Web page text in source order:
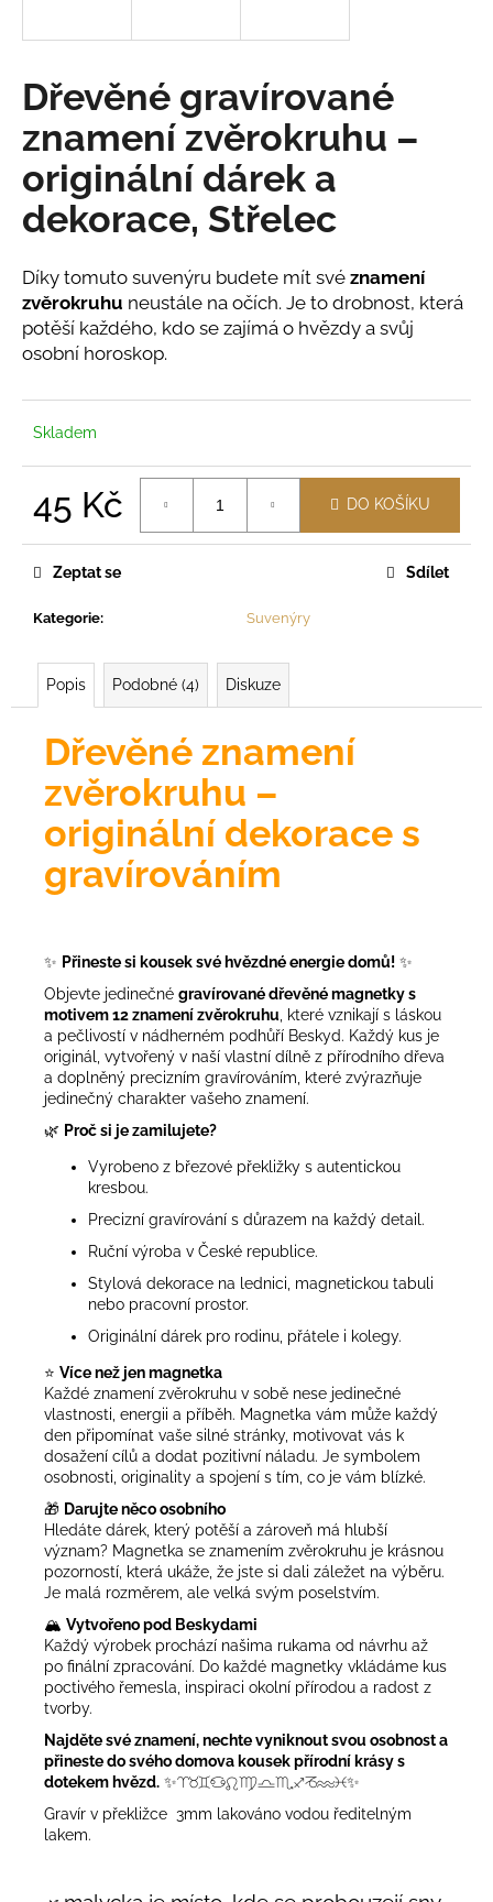
Dřevěné gravírované
znamení zvěrokruhu –
originální dárek a
dekorace, Střelec
Díky tomuto suvenýru budete mít své znamení
zvěrokruhu neustále na očích. Je to drobnost, která
potěší každého, kdo se zajímá o hvězdy a svůj
osobní horoskop.
Skladem
45 Kč DO KOŠÍKU
Kategorie: Suvenýry
Zeptat se Sdílet
Popis Podobné (4) Diskuze
Dřevěné znamení
zvěrokruhu –
originální dekorace s
gravírováním
✨ Přineste si kousek své hvězdné energie domů! ✨
Objevte jedinečné gravírované dřevěné magnetky s
motivem 12 znamení zvěrokruhu , které vznikají s láskou
a pečlivostí v nádherném podhůří Beskyd. Každý kus je
originál, vytvořený v naší vlastní dílně z přírodního dřeva
a doplněný precizním gravírováním, které zvýrazňuje
jedinečný charakter vašeho znamení.
🌿 Proč si je zamilujete?
Vyrobeno z březové překližky s autentickou
kresbou.
Precizní gravírování s důrazem na každý detail.
Ruční výroba v České republice.
Stylová dekorace na lednici, magnetickou tabuli
nebo pracovní prostor.
Originální dárek pro rodinu, přátele i kolegy.
⭐ Více než jen magnetka
Každé znamení zvěrokruhu v sobě nese jedinečné
vlastnosti, energii a příběh. Magnetka vám může každý
den připomínat vaše silné stránky, motivovat vás k
dosažení cílů a dodat pozitivní náladu. Je symbolem
osobnosti, originality a spojení s tím, co je vám blízké.
🎁 Darujte něco osobního
Hledáte dárek, který potěší a zároveň má hlubší
význam? Magnetka se znamením zvěrokruhu je krásnou
pozorností, která ukáže, že jste si dali záležet na výběru.
Je malá rozměrem, ale velká svým poselstvím.
🏔️ Vytvořeno pod Beskydami
Každý výrobek prochází našima rukama od návrhu až
po finální zpracování. Do každé magnetky vkládáme kus
poctivého řemesla, inspiraci okolní přírodou a radost z
tvorby.
Najděte své znamení, nechte vyniknout svou osobnost a
přineste do svého domova kousek přírodní krásy s
dotekem hvězd. ✨♈♉♊♋♌♍♎♏♐♑♒♓✨
Gravír v překližce 3mm lakováno vodou ředitelným
lakem.
í
t
?
D
p
o
u
u
j
e
e